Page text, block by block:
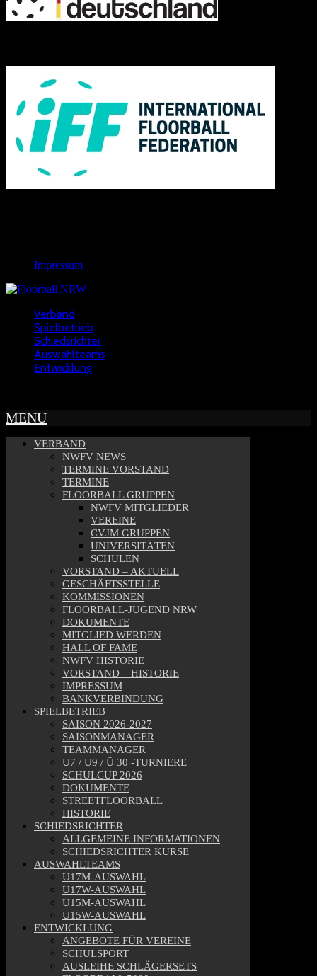
Impressum
Verband
Spielbetrieb
Schiedsrichter
Auswahlteams
Entwicklung
MENU
VERBAND
NWFV NEWS
TERMINE VORSTAND
TERMINE
FLOORBALL GRUPPEN
NWFV MITGLIEDER
VEREINE
CVJM GRUPPEN
UNIVERSITÄTEN
SCHULEN
VORSTAND – AKTUELL
GESCHÄFTSSTELLE
KOMMISSIONEN
FLOORBALL-JUGEND NRW
DOKUMENTE
MITGLIED WERDEN
HALL OF FAME
NWFV HISTORIE
VORSTAND – HISTORIE
IMPRESSUM
BANKVERBINDUNG
SPIELBETRIEB
SAISON 2026-2027
SAISONMANAGER
TEAMMANAGER
U7 / U9 / Ü 30 -TURNIERE
SCHULCUP 2026
DOKUMENTE
STREETFLOORBALL
HISTORIE
SCHIEDSRICHTER
ALLGEMEINE INFORMATIONEN
SCHIEDSRICHTER KURSE
AUSWAHLTEAMS
U17M-AUSWAHL
U17W-AUSWAHL
U15M-AUSWAHL
U15W-AUSWAHL
ENTWICKLUNG
ANGEBOTE FÜR VEREINE
SCHULSPORT
AUSLEIHE SCHLÄGERSETS